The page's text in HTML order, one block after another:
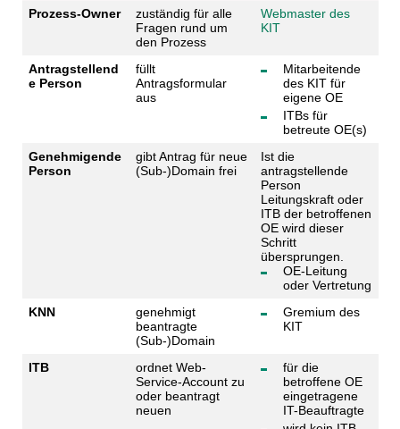
Prozess-Owner
zuständig für alle
Fragen rund um
den Prozess
Webmaster des
KIT
Antragstellend
e Person
füllt
Antragsformular
aus
Mitarbeitende
des KIT für
eigene OE
ITBs für
betreute OE(s)
Genehmigende
Person
gibt Antrag für neue
(Sub-)Domain frei
Ist die
antragstellende
Person
Leitungskraft oder
ITB der betroffenen
OE wird dieser
Schritt
übersprungen.
OE-Leitung
oder Vertretung
KNN
genehmigt
beantragte
(Sub-)Domain
Gremium des
KIT
ITB
ordnet Web-
Service-Account zu
oder beantragt
neuen
für die
betroffene OE
eingetragene
IT-Beauftragte